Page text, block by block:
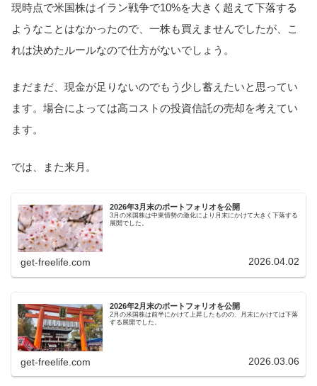
現時点で米国株はイラン戦争で10%を大きく超えて下落する
ようなことはなかったので、一株も買えませんでしたが、こ
れは決めたルールなので仕方がないでしょう。
まだまだ、現金が足りないのでもう少し蓄えたいと思ってい
ます。場合によっては高コストの投資信託の売却を考えてい
ます。
では、また来月。
2026年3月末のポートフォリオを公開
3月の米国株は中東情勢の激化により月末にかけて大きく下落する
展開でした。
get-freelife.com 2026.04.02
2026年2月末のポートフォリオを公開
2月の米国株は前半にかけて上昇したものの、月末にかけては下落
する展開でした。
get-freelife.com 2026.03.06